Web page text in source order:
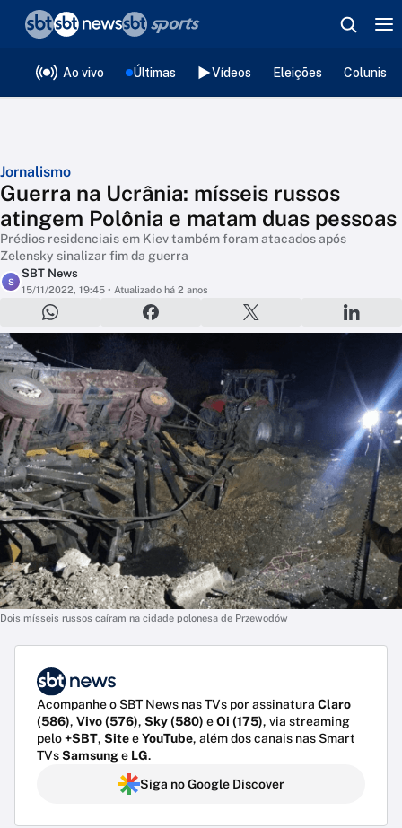
Ao vivo Últimas Vídeos Eleições
Jornalismo
Guerra na Ucrânia: mísseis russos
atingem Polônia e matam duas pessoas
Prédios residenciais em Kiev também foram atacados após
Zelensky sinalizar fim da guerra
S
SBT News
15/11/2022, 19:45 • Atualizado há 2 anos
Dois mísseis russos caíram na cidade polonesa de Przewodów
Acompanhe o SBT News nas TVs por assinatura Claro
(586), Vivo (576), Sky (580) eOi (175), via streaming
pelo+SBT, SiteeYouTube, além dos canais nas Smart
TVsSamsunge LG.
Siga no Google Discover
❮voltar
Editorias